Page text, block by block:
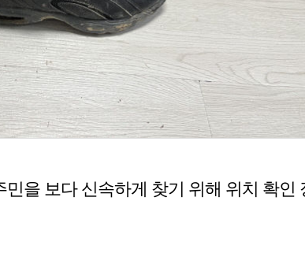
을 보다 신속하게 찾기 위해 위치 확